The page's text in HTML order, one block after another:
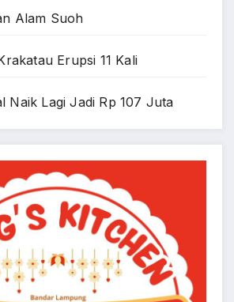
Alam Suoh
Erupsi 11 Kali
Naik Lagi Jadi Rp 107 Juta